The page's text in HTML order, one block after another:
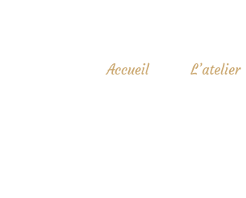
Accueil L’atelier